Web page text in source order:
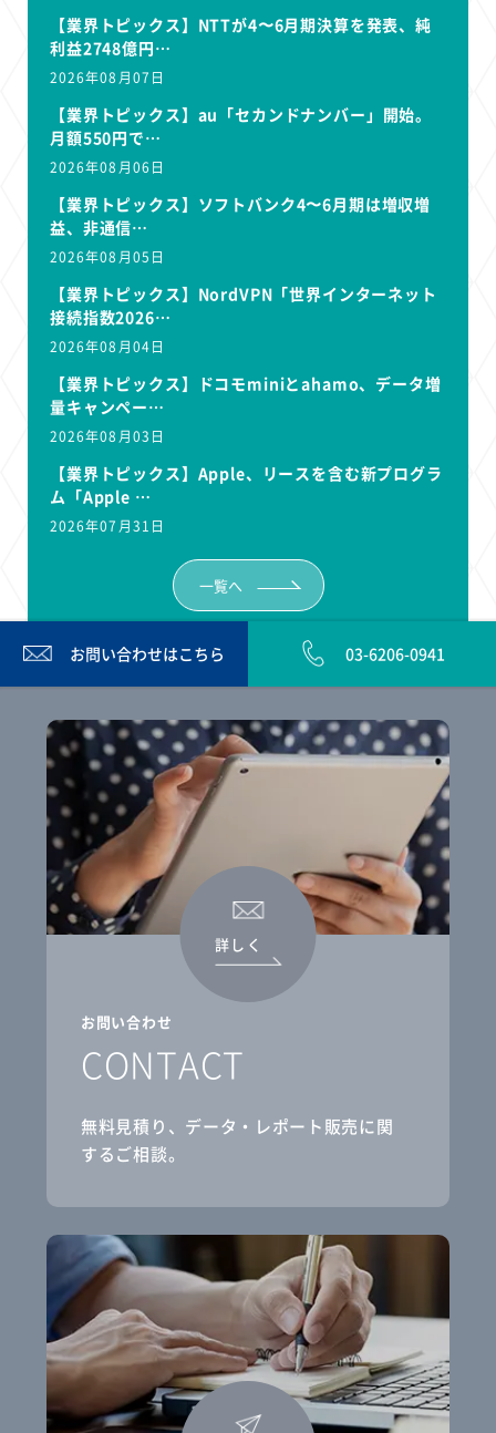
【業界トピックス】NTTが4〜6月期決算を発表、純
利益2748億円…
2026年08月07日
【業界トピックス】au「セカンドナンバー」開始。
月額550円で…
2026年08月06日
【業界トピックス】ソフトバンク4〜6月期は増収増
益、非通信…
2026年08月05日
【業界トピックス】NordVPN「世界インターネット
接続指数2026…
2026年08月04日
【業界トピックス】ドコモminiとahamo、データ増
量キャンペー…
2026年08月03日
【業界トピックス】Apple、リースを含む新プログラ
ム「Apple …
2026年07月31日
一覧へ
お問い合わせはこちら 03-6206-0941
お問い合わせ
CONTACT
無料見積り、データ・レポート販売に関
するご相談。
詳しく